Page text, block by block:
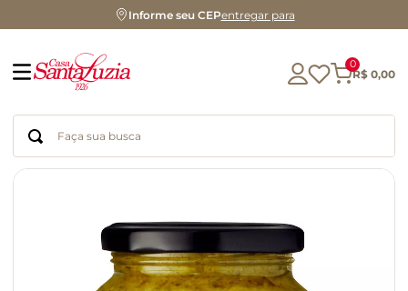
Informe seu CEPentregar para
0
R$ 0,00
Faça sua busca